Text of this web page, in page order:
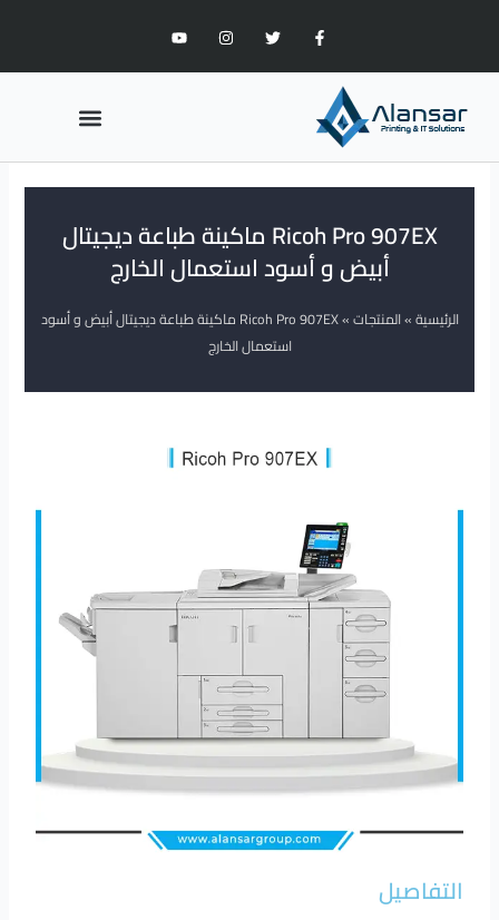
المحتوى
F
a
c
e
o
k
f
w
i
t
I
n
s
t
o
t
Menu
Ricoh Pro 907EX ماكينة طباعة ديجيتال
أبيض و أسود استعمال الخارج
الرئيسية»المنتجات»
Ricoh Pro 907EX ماكينة طباعة ديجيتال أبيض و أسود
استعمال الخارج
التفاصيل